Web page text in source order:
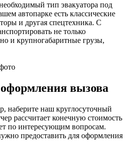
тип эвакуатора под
автопарке есть классические
и другая спецтехника. С
не только
и крупногабаритные грузы,
вызова
наберите наш круглосуточный
рассчитает конечную стоимость
по интересующим вопросам.
предоставить для оформления